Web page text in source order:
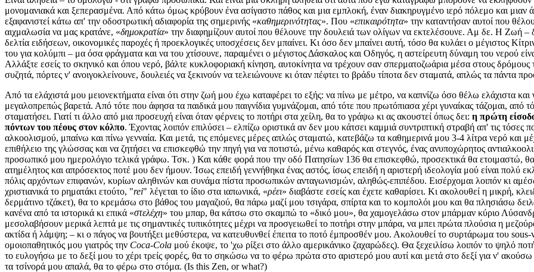
μονομανιακά και ξεπερασμένα. Από κάτω όμως κρύβουν ένα ασίγαστο πάθος και μια εμπλοκή, έναν διακηρυγμένο ιερό πόλεμο και μιαν
εξαφανιστεί κάτω απ' την οδοστρωτική αδιαφορία της σημερινής «καθημερινότητας». Που «επικαιρότητα» την καταντήσαν αυτοί που
αιχμαλωσία να μας κρατάνε, «δημοκρατία» την διαφημίζουν αυτοί που θέλουνε την δουλειά των ολίγων να εκτελέσουνε. Αμ δε. Η Ζωή
δελτία ειδήσεων, οικονομικές παροχές ή προεκλογικές υποσχέσεις δεν μπαίνει. Κι όσο δεν μπαίνει αυτή, τόσο θα κυλάει ο μέγιστος
του για κολύμπι – μα όσα φράγματα και να του χτίσουνε, παραμένει ο μέγιστος Δάσκαλος και Οδηγός, η αστείρευτη δύναμη του νερού
Αλλάξτε εσείς το σκηνικό και όπου νερό, βάλτε κυκλοφοριακή κίνηση, αυτοκίνητα να τρέχουν σαν σπερματοζωάρια μέσα στους
συζητά, πόρτες ν' ανοιγοκλείνουνε, δουλειές να ξεκινούν να τελειώνουνε κι όταν πέφτει το βράδυ τίποτα δεν σταματά, απλώς τα πάντα
Από τα ελάχιστά μου μειονεκτήματα είναι ότι στην ζωή μου έχω καταφέρει το εξής: να πίνω με μέτρο, να καπνίζω όσο θέλω ελάχιστα
μεγαλοπρεπώς βαρετά. Από τότε που άφησα τα παιδικά μου παιγνίδια γυμνάζομαι, από τότε που πρωτόπιασα χέρι γυναίκας τάζομαι,
σταματήσει. Γιατί τι άλλο από μια προσευχή είναι όταν φέρνεις το ποτήρι στα χείλη, θα το γράψω κι ας ακουστεί όπως δει: η πρώτη
πόντων του πέους στον κόλπο. Έχοντας λοιπόν επιλύσει – ελπίζω οριστικά αν δεν μου κάτσει καμμιά συντριπτική στραβή απ' τις
αλκοολισμού, μπαίνω και πίνω γενναία. Και μετά, τις επόμενες μέρες απλώς σταματώ, κατεβάζω τα καθημερινά μου 3-4 λίτρα νερό και
επιθήλειο της γλώσσας και να ζητήσει να επισκεφθώ την πηγή για να ποτιστώ, μένω καθαρός και στεγνός, ένας ανυποχώρητος
προσωπικό μου ημερολόγιο τελικά γράφω. Τσκ. ) Και κάθε φορά που την οδό Πατησίων 136 θα επισκεφθώ, προσεκτικά θα ετοιμαστώ,
ατημέλητος και απρόσεκτος ποτέ μου δεν ήμουν. Ίσως επειδή γεννήθηκα ένας αστός, ίσως επειδή η αριστερή ιδεολογία μού είναι πολύ
πόλις αρχόντων επιφανών, κυρίων αληθινών και συνάμα πίστα προσωπικών ανταγωνισμών, αληθώς-επιπέδου. Εισέρχομαι λοιπόν κι
χριστιανικά το ρηματάκι ετούτο, "rei" λέγεται το ίδιο στα ιαπωνικά, «ρέει» διαβάστε εσείς και έχετε καθαρίσει. Κι ακολουθεί η μικρή,
δερμάτινο τζάκετ), θα το κρεμάσω στο βάθος του μαγαζιού, θα πάρω μαζί μου τσιγάρα, σπίρτα και το κομπολόι μου και θα πλησιάσω
κανένα από τα ιστορικά κι επικά «στελέχη» του μπαρ, θα κάτσω στο σκαμπώ το «δικό μου», θα χαμογελάσω στον μπάρμαν κύριο
μεσολαβήσουν μερικά λεπτά με τις σημαντικές τυπικότητες μέχρι να προσγειωθεί το ποτήρι στην μπάρα, να μπει πρώτα πλούσια η
ακτίδα ή λάμψη; – κι ο πάγος να βουτήξει μεθύστερα, να κατευθυνθεί έπειτα το ποτό έμπροσθέν μου. Ακολουθεί το συρτάρωμα του
ομοιοπαθητικός μου γιατρός την Coca-Cola μού έκοψε, το 'χω ρίξει στο άλλο αμερικάνικο ζαχαρώδες). Θα ξεχειλίσω λοιπόν το ψηλό
το ευλογήσω με το δεξί μου το χέρι τρείς φορές, θα το σηκώσω να το φέρω πρώτα στο αριστερό μου αυτί και μετά στο δεξί για ν'
τα τσίνορά μου απαλά, θα το φέρω στο στόμα. (Ιs this Zen, or what?)